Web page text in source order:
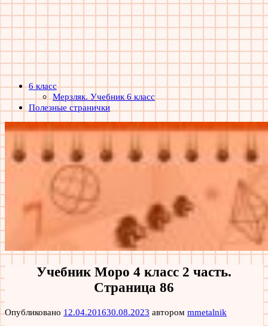
6 класс
Мерзляк. Учебник 6 класс
Полезные странички
Учебник Моро 4 класс 2 часть.
Страница 86
Опубликовано 12.04.201630.08.2023 автором mmetalnik